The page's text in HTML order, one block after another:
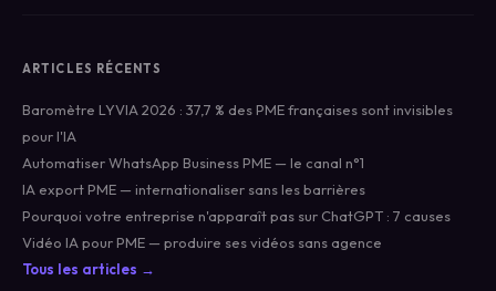
ARTICLES RÉCENTS
Baromètre LYVIA 2026 : 37,7 % des PME françaises sont invisibles
pour l'IA
Automatiser WhatsApp Business PME — le canal n°1
IA export PME — internationaliser sans les barrières
Pourquoi votre entreprise n'apparaît pas sur ChatGPT : 7 causes
Vidéo IA pour PME — produire ses vidéos sans agence
Tous les articles →